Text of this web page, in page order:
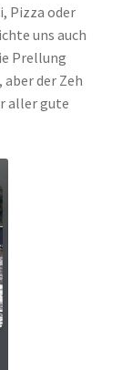
Pizza oder
uns auch
Prellung
der Zeh
aller gute